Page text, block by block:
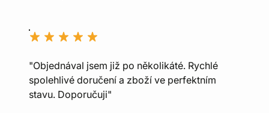
"Objednával jsem již po několikáté. Rychlé
spolehlivé doručení a zboží ve perfektním
stavu. Doporučuji"